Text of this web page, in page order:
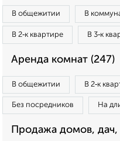
В общежитии В
В 2‑к квартире В 3‑к
Аренда комнат (247)
В общежитии В 2‑к
Без посредников На
Продажа домов, дач,